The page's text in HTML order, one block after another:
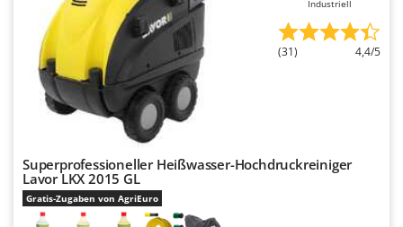
River Systems
Robomow
Rossofuoco
Rover Pompe
Ryobi
S
S.T.P.
Industriell
(31) 4,4/5
Superprofessioneller Heißwasser-Hochdruckreiniger
Lavor LKX 2015 GL
Gratis-Zugaben von AgriEuro